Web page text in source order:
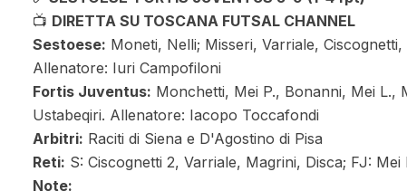
📺 DIRETTA SU TOSCANA FUTSAL CHANNEL
Sestoese: Moneti, Nelli; Misseri, Varriale,
Allenatore: Iuri Campofiloni
Fortis Juventus: Monchetti, Mei P., Bonanni, Mei L.,
Ustabeqiri. Allenatore: Iacopo Toccafondi
Arbitri: Raciti di Siena e D'Agostino di Pisa
Reti: S: Ciscognetti 2, Varriale, Magrini, Disca; FJ:
Note: